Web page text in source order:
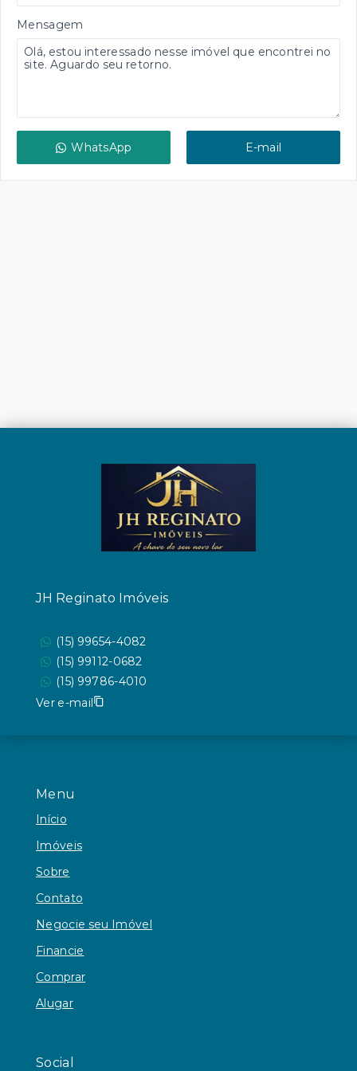
Mensagem
WhatsApp E-mail
Menu
Início
Imóveis
Sobre
Contato
Negocie seu Imóvel
Financie
Comprar
Alugar
Social
JH Reginato Imóveis
(15) 99654-4082
(15) 99112-0682
(15) 99786-4010
Ver e-mail